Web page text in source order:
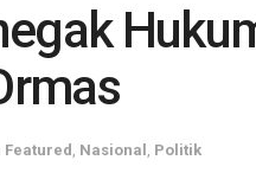
Featured Nasional Politik